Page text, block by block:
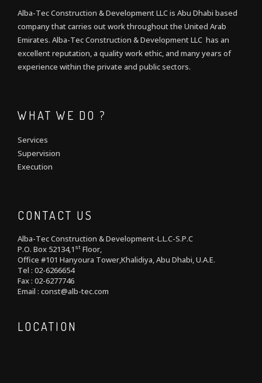
Alba-Tec Construction & Development LLC is Abu Dhabi based
company that carries out work throughout the United Arab
Emirates. Alba-Tec Construction & Development LLC has an
excellent reputation, a quality work ethic, and many years of
experience within the private and public sectors.
WHAT WE DO ?
Services
Supervision
Execution
CONTACT US
Alba-Tec Construction & Development-L.L.C-S.P.C
P.O. Box 52134,1 st Floor,
Office #101 Hanyoura Tower,Khalidiya, Abu Dhabi, U.A.E.
Tel : 02-6266654
Fax : 02-6277746
Email : const@alb-tec.com
LOCATION